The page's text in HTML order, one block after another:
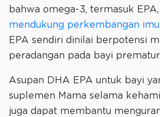
bahwa omega-3, termasuk
mendukung perkembangan
EPA sendiri dinilai berpotensi
peradangan pada bayi prematur.
Asupan DHA EPA untuk bayi
suplemen Mama selama
juga dapat membantu